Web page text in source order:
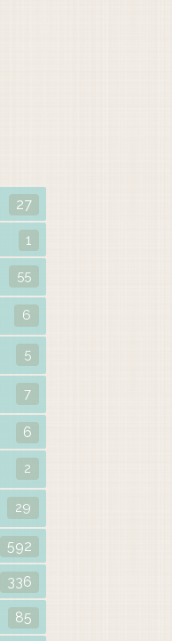
27
1
55
6
5
7
6
2
29
592
336
85